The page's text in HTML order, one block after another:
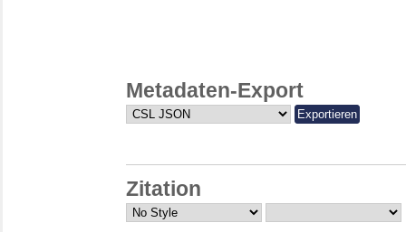
Metadaten-Export
Zitation